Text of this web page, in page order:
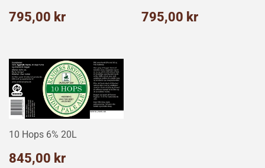
Normalpris
795,00 kr Normalpris
795,00 kr
10 Hops 6% 20L
Normalpris
845,00 kr